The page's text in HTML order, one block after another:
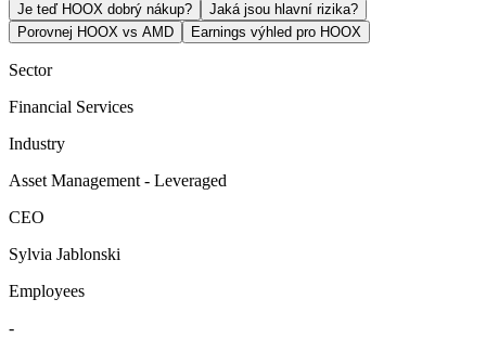
Je teď HOOX dobrý nákup?
Jaká jsou hlavní rizika?
Porovnej HOOX vs AMD
Earnings výhled pro HOOX
Sector
Financial Services
Industry
Asset Management - Leveraged
CEO
Sylvia Jablonski
Employees
-